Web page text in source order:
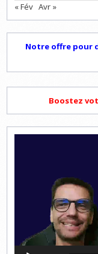
« Fév Avr »
Notre offre pour
Boostez